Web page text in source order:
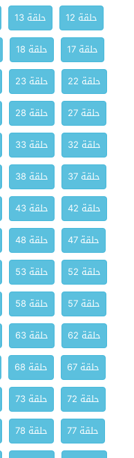
حلقة 12
حلقة 13
حلقة 17
حلقة 18
حلقة 22
حلقة 23
حلقة 27
حلقة 28
حلقة 32
حلقة 33
حلقة 37
حلقة 38
حلقة 42
حلقة 43
حلقة 47
حلقة 48
حلقة 52
حلقة 53
حلقة 57
حلقة 58
حلقة 62
حلقة 63
حلقة 67
حلقة 68
حلقة 72
حلقة 73
حلقة 77
حلقة 78